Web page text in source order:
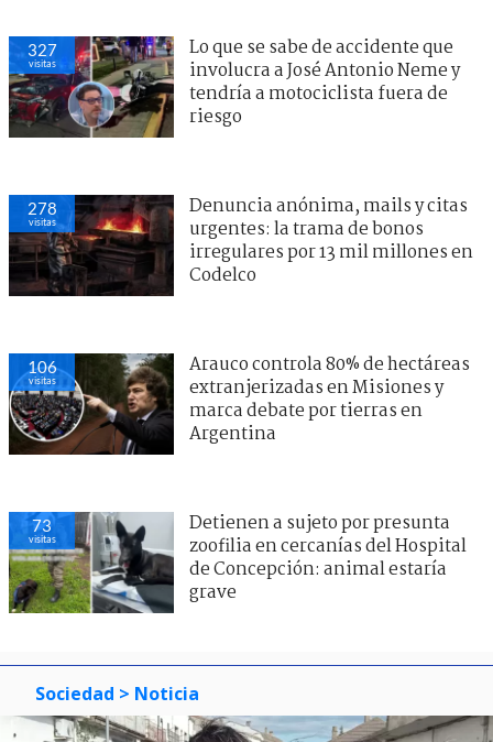
327
visitas
Lo que se sabe de accidente que
involucra a José Antonio Neme y
tendría a motociclista fuera de
riesgo
278
visitas
Denuncia anónima, mails y citas
urgentes: la trama de bonos
irregulares por 13 mil millones en
Codelco
106
visitas
Arauco controla 80% de hectáreas
extranjerizadas en Misiones y
marca debate por tierras en
Argentina
73
visitas
Detienen a sujeto por presunta
zoofilia en cercanías del Hospital
de Concepción: animal estaría
grave
Sociedad > Noticia